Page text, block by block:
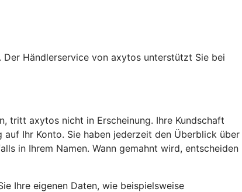
Händlerservice von axytos unterstützt Sie bei
tritt axytos nicht in Erscheinung. Ihre Kundschaft
auf Ihr Konto. Sie haben jederzeit den Überblick über
in Ihrem Namen. Wann gemahnt wird, entscheiden
Ihre eigenen Daten, wie beispielsweise